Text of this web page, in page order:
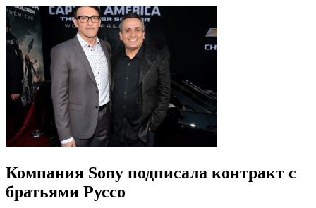
Компания Sony подписала контракт с
братьями Руссо